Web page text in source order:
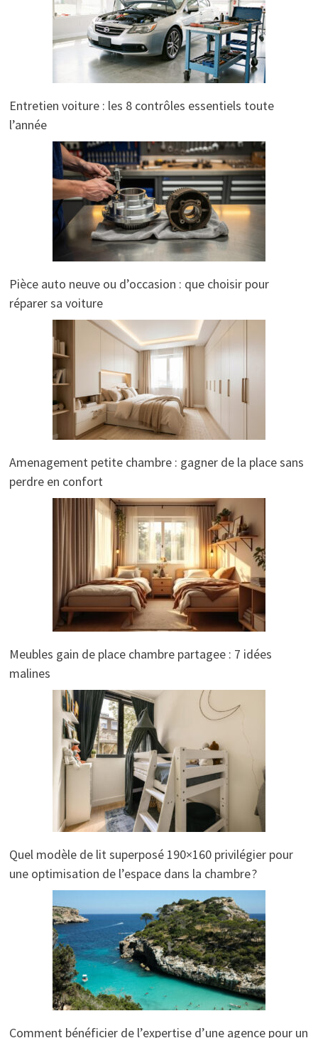
Entretien voiture : les 8 contrôles essentiels toute
l’année
Pièce auto neuve ou d’occasion : que choisir pour
réparer sa voiture
Amenagement petite chambre : gagner de la place sans
perdre en confort
Meubles gain de place chambre partagee : 7 idées
malines
Quel modèle de lit superposé 190×160 privilégier pour
une optimisation de l’espace dans la chambre ?
Comment bénéficier de l’expertise d’une agence pour un